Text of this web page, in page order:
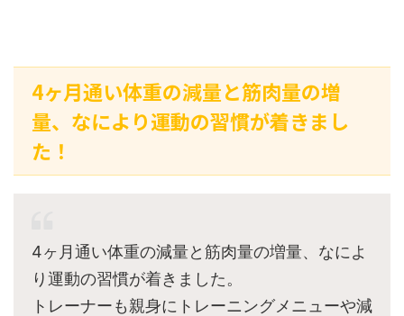
4ヶ月通い体重の減量と筋肉量の増
量、なにより運動の習慣が着きまし
た！
4ヶ月通い体重の減量と筋肉量の増量、なによ
り運動の習慣が着きました。
トレーナーも親身にトレーニングメニューや減